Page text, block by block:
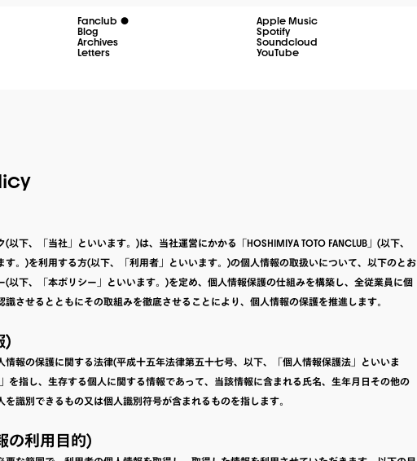
Fanclub
Blog
Archives
Letters
Apple Music
Spotify
Soundcloud
YouTube
以下、「当社」といいます。)は、当社運営にかかる「HOSHIMIYA TOTO FANCLUB」(以下、
す。)を利用する方(以下、「利用者」といいます。)の個人情報の取扱いについて、以下のとお
(以下、「本ポリシー」といいます。)を定め、個人情報保護の仕組みを構築し、全従業員に個
識させるとともにその取組みを徹底させることにより、個人情報の保護を推進します。
)
情報の保護に関する法律(平成十五年法律第五十七号、以下、「個人情報保護法」といいま
を指し、生存する個人に関する情報であって、当該情報に含まれる氏名、生年月日その他の
を識別できるもの又は個人識別符号が含まれるものを指します。
の利用目的)